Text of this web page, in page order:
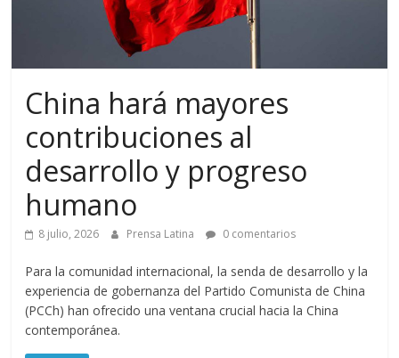
China hará mayores
contribuciones al
desarrollo y progreso
humano
8 julio, 2026 Prensa Latina 0 comentarios
Para la comunidad internacional, la senda de desarrollo y la
experiencia de gobernanza del Partido Comunista de China
(PCCh) han ofrecido una ventana crucial hacia la China
contemporánea.